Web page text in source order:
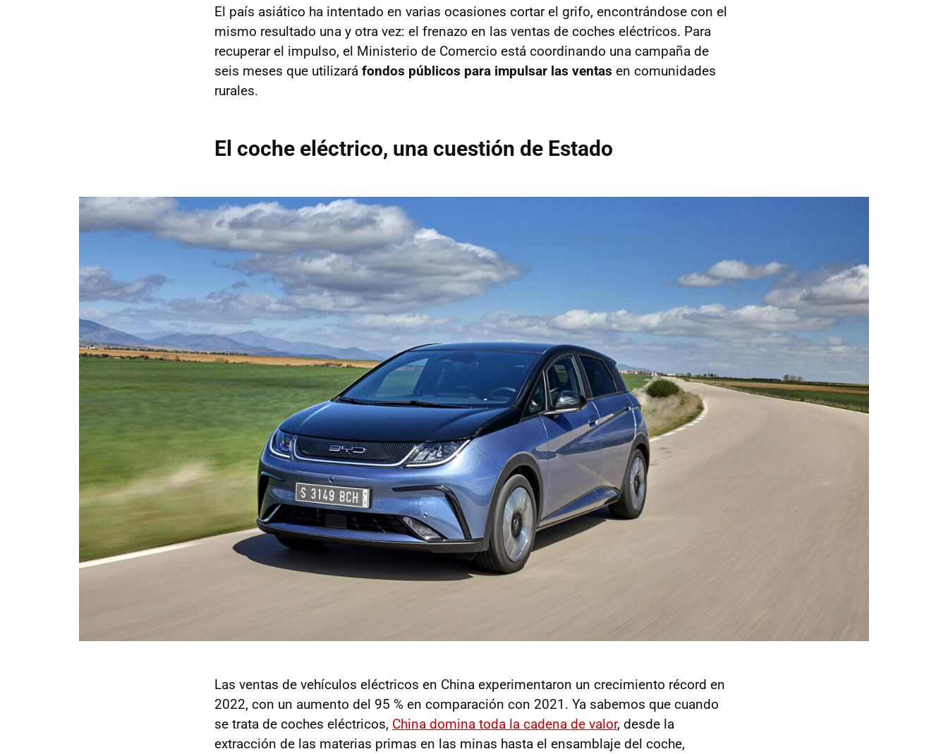
El país asiático ha intentado en varias ocasiones cortar el grifo, encontrándose con el
mismo resultado una y otra vez: el frenazo en las ventas de coches eléctricos. Para
recuperar el impulso, el Ministerio de Comercio está coordinando una campaña de
seis meses que utilizará fondos públicos para impulsar las ventas en comunidades
rurales.
El coche eléctrico, una cuestión de Estado
Las ventas de vehículos eléctricos en China experimentaron un crecimiento récord en
2022, con un aumento del 95 % en comparación con 2021. Ya sabemos que cuando
se trata de coches eléctricos, China domina toda la cadena de valor, desde la
extracción de las materias primas en las minas hasta el ensamblaje del coche,